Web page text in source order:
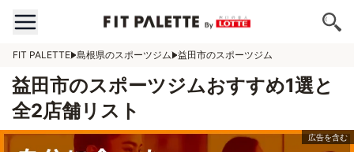
FIT PALETTE 島根県のスポーツジム 益田市のスポーツジム
益田市のスポーツジムおすすめ1選と
全2店舗リスト